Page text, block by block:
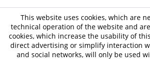
This website uses cookies, which are
technical operation of the website and
cookies, which increase the usability of
direct advertising or simplify interaction
and social networks, will only be used